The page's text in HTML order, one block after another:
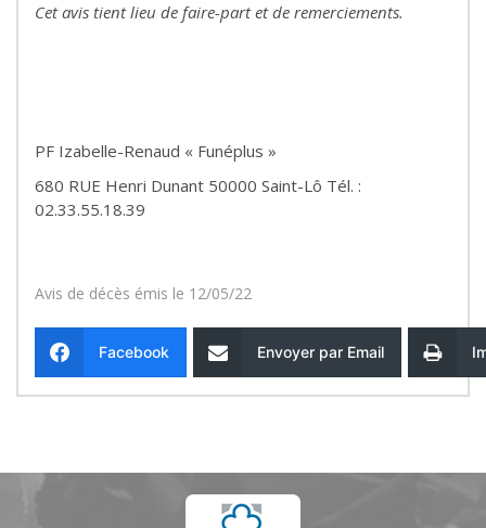
Cet avis tient lieu de faire-part et de remerciements.
PF Izabelle-Renaud « Funéplus »
680 RUE Henri Dunant 50000 Saint-Lô Tél. :
02.33.55.18.39
Avis de décès émis le 12/05/22
Facebook Envoyer par Email